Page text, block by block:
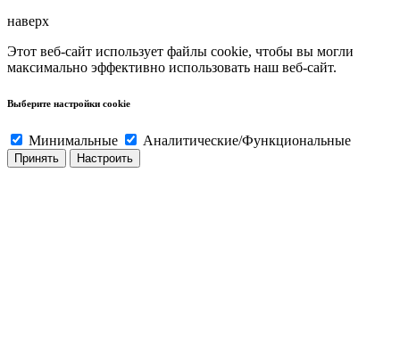
наверх
Этот веб-сайт использует файлы cookie, чтобы вы могли
максимально эффективно использовать наш веб-сайт.
Выберите настройки cookie
Минимальные Аналитические/Функциональные
Принять Настроить